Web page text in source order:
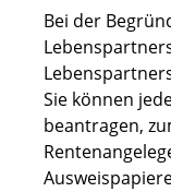
Bei der
Sie können
beantragen,